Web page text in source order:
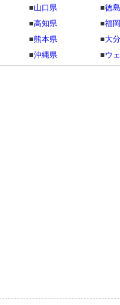
■山口県 ■徳
■高知県 ■福
■熊本県 ■大
■沖縄県 ■ウ